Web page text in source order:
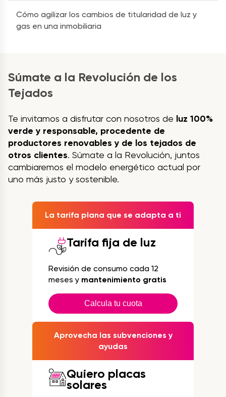
Cómo agilizar los cambios de titularidad de luz y
gas en una inmobiliaria
Súmate a la Revolución de los
Tejados
Te invitamos a disfrutar con nosotros de luz 100%
verde y responsable, procedente de
productores renovables y de los tejados de
otros clientes. Súmate a la Revolución, juntos
cambiaremos el modelo energético actual por
uno más justo y sostenible.
La tarifa plana que se adapta a ti
Tarifa fija de luz
Revisión de consumo cada 12
meses y mantenimiento gratis
Calcula tu cuota
Aprovecha las subvenciones y
ayudas
Quiero placas
solares